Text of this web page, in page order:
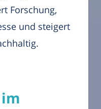
Forschung,
und steigert